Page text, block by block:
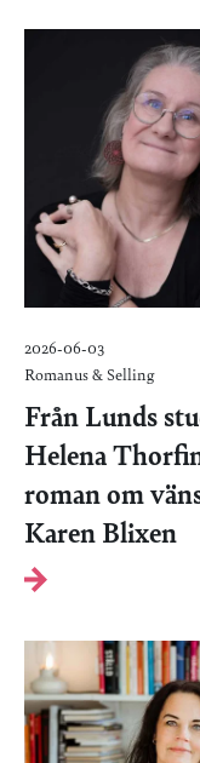
2026-06-03
Romanus & Selling
Från Lunds
Helena
roman om
Karen Blixen